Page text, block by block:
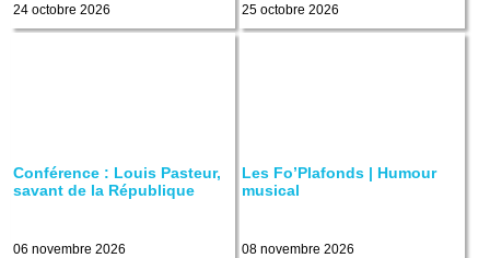
24 octobre 2026 25 octobre 2026
Conférence : Louis Pasteur,
savant de la République
06 novembre 2026
Les Fo’Plafonds | Humour
musical
08 novembre 2026